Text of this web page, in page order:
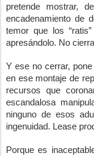
pretende mostrar,
encadenamiento de
temor que los
apresándolo. No
Y ese no cerrar,
en ese montaje de
recursos que
escandalosa
ninguno de esos
ingenuidad. Lease
Porque es